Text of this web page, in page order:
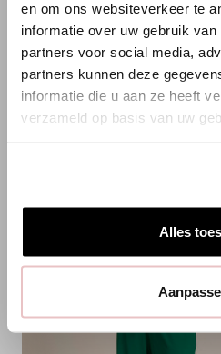
en om ons websiteverkeer te
informatie over uw gebruik
partners voor social media,
partners kunnen deze
informatie die u aan ze heeft
verzameld op basis van uw
Alles
PASSENDE PRODUKTE
Es scheint, dass du uns von
Bist du am richtigen Ort?
Zur niederländischen